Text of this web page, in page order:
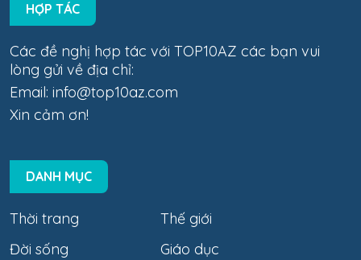
HỢP TÁC
Các đề nghị hợp tác với TOP10AZ các bạn vui
lòng gửi về địa chỉ:
Email: info@top10az.com
Xin cảm ơn!
DANH MỤC
Thời trang
Thế giới
Đời sống
Giáo dục